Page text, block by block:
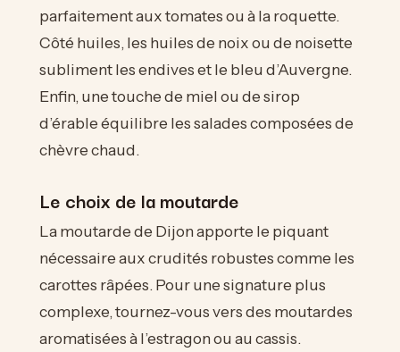
parfaitement aux tomates ou à la roquette.
Côté huiles, les huiles de noix ou de noisette
subliment les endives et le bleu d’Auvergne.
Enfin, une touche de miel ou de sirop
d’érable équilibre les salades composées de
chèvre chaud.
Le choix de la moutarde
La moutarde de Dijon apporte le piquant
nécessaire aux crudités robustes comme les
carottes râpées. Pour une signature plus
complexe, tournez-vous vers des moutardes
aromatisées à l’estragon ou au cassis.